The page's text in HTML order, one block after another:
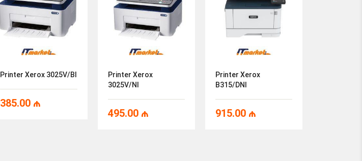
Printer Xerox 3025V/BI
385.00 ₼
Printer Xerox
3025V/NI
495.00 ₼
Printer Xerox
B315/DNI
915.00 ₼